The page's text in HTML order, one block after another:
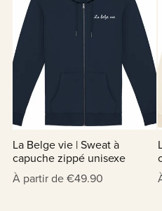
La Belge vie | Sweat à
capuche zippé unisexe
À partir de €49.90